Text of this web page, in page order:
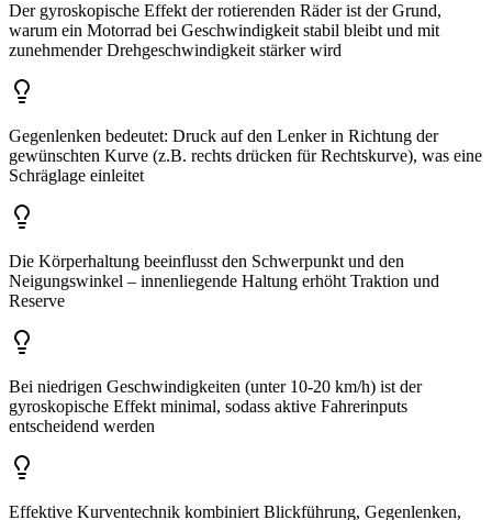
Der gyroskopische Effekt der rotierenden Räder ist der Grund,
warum ein Motorrad bei Geschwindigkeit stabil bleibt und mit
zunehmender Drehgeschwindigkeit stärker wird
Gegenlenken bedeutet: Druck auf den Lenker in Richtung der
gewünschten Kurve (z.B. rechts drücken für Rechtskurve), was eine
Schräglage einleitet
Die Körperhaltung beeinflusst den Schwerpunkt und den
Neigungswinkel – innenliegende Haltung erhöht Traktion und
Reserve
Bei niedrigen Geschwindigkeiten (unter 10-20 km/h) ist der
gyroskopische Effekt minimal, sodass aktive Fahrerinputs
entscheidend werden
Effektive Kurventechnik kombiniert Blickführung, Gegenlenken,